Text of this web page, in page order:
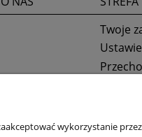
Twoje
wykorzystanie